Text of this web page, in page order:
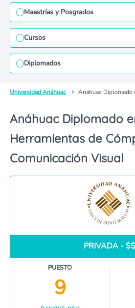
Maestrías y Posgrados
Cursos
Diplomados
Universidad Anáhuac
Anáhuac Diplomado
Herramientas de
Comunicación Visual
PRIVADA - $$
PUESTO
9